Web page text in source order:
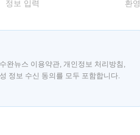
정보 입력 환영
완뉴스 이용약관, 개인정보 처리방침,
정보 수신 동의를 모두 포함합니다.